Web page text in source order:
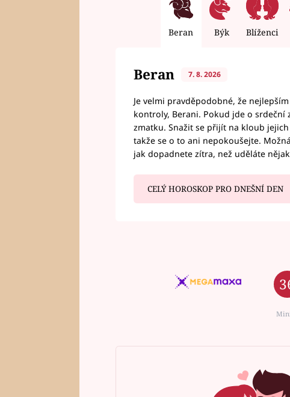
Beran Býk Blíženci
Beran 7. 8. 2026
Je velmi pravděpodobné, že
kontroly, Berani. Pokud jde o
zmatku. Snažit se přijít na kloub
takže se o to ani nepokoušejte.
jak dopadnete zítra, než uděláte
CELÝ HOROSKOP PRO DNEŠNÍ DEN